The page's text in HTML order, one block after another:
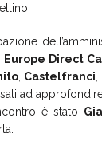
Europe Direct
Castelfranci
ad
è stato